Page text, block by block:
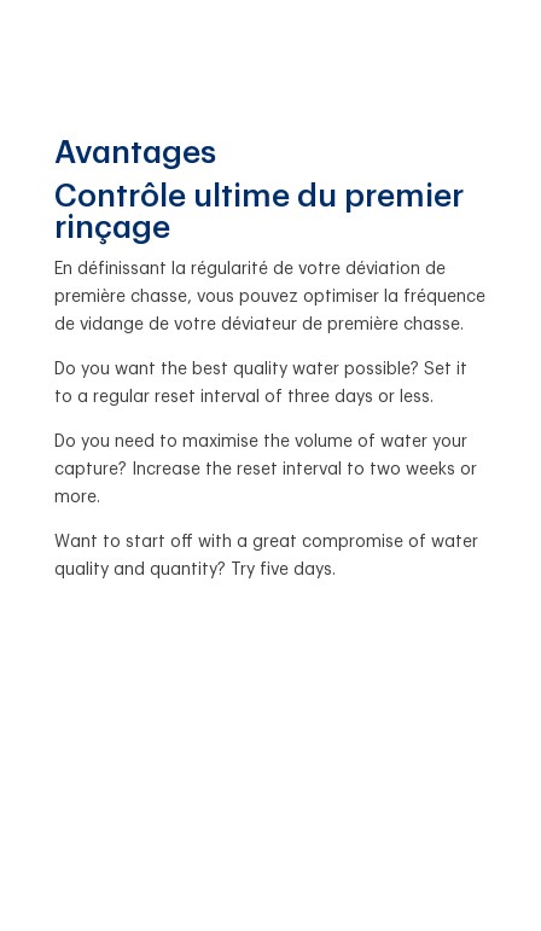
Avantages
Contrôle ultime du premier
rinçage
En définissant la régularité de votre déviation de
première chasse, vous pouvez optimiser la fréquence
de vidange de votre déviateur de première chasse.
Do you want the best quality water possible? Set it
to a regular reset interval of three days or less.
Do you need to maximise the volume of water your
capture? Increase the reset interval to two weeks or
more.
Want to start off with a great compromise of water
quality and quantity? Try five days.